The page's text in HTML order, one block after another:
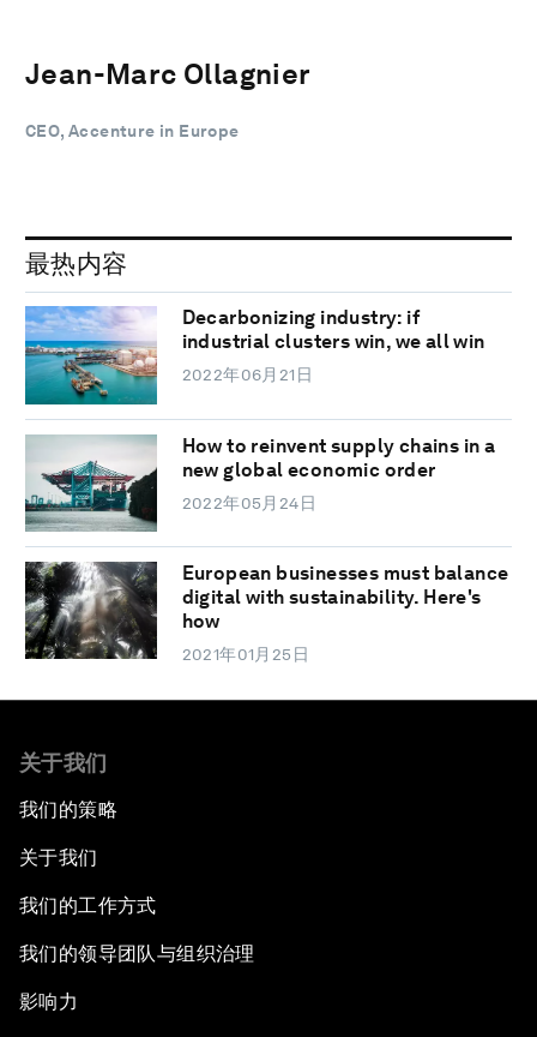
Jean-Marc Ollagnier
CEO, Accenture in Europe
最热内容
Decarbonizing industry: if
industrial clusters win, we all win
2022年06月21日
How to reinvent supply chains in a
new global economic order
2022年05月24日
European businesses must balance
digital with sustainability. Here's
how
2021年01月25日
关于我们
我们的策略
关于我们
我们的工作方式
我们的领导团队与组织治理
影响力